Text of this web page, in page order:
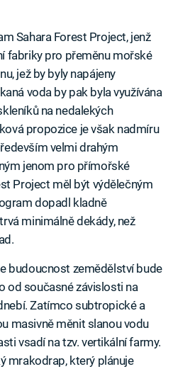
Sahara Forest Project, jenž
fabriky pro přeměnu mořské
jež by byly napájeny
voda by pak byla využívána
na nedalekých
propozice je však nadmíru
velmi drahým
jenom pro přímořské
Project měl být výdělečným
dopadl kladně
minimálně dekády, než
budoucnost zemědělství bude
od současné závislosti na
Zatímco subtropické a
masivně měnit slanou vodu
vsadí na tzv. vertikální farmy.
mrakodrap, který plánuje